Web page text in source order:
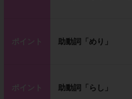
ポイント 助動詞「めり」
ポイント 助動詞「らし」